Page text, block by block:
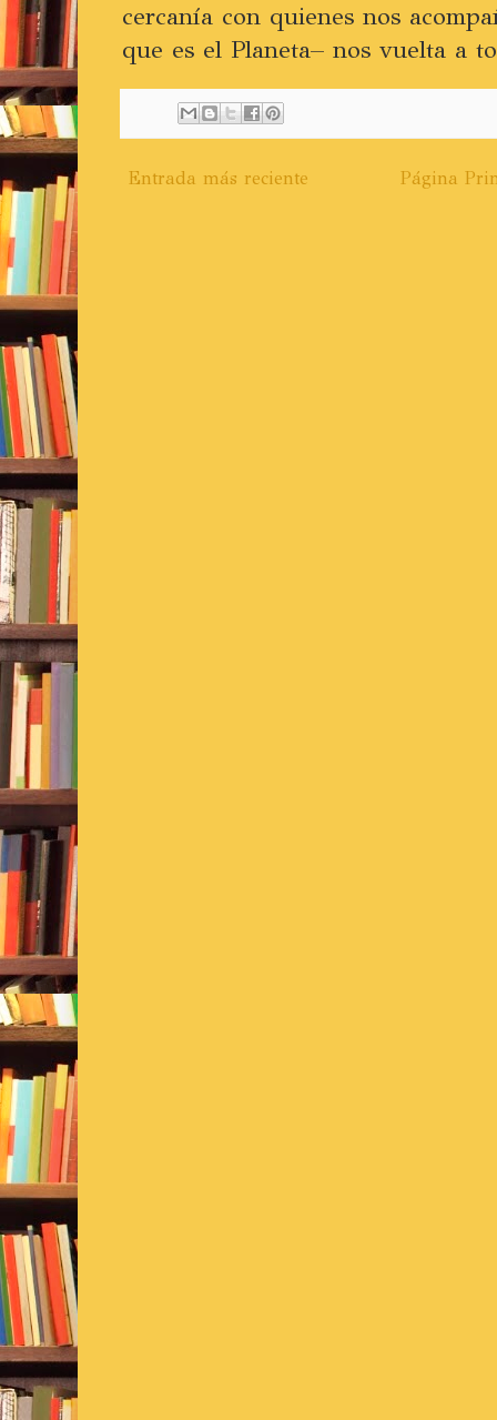
cercanía con quienes nos
que es el Planeta– nos vuelta a
Entrada más reciente Página